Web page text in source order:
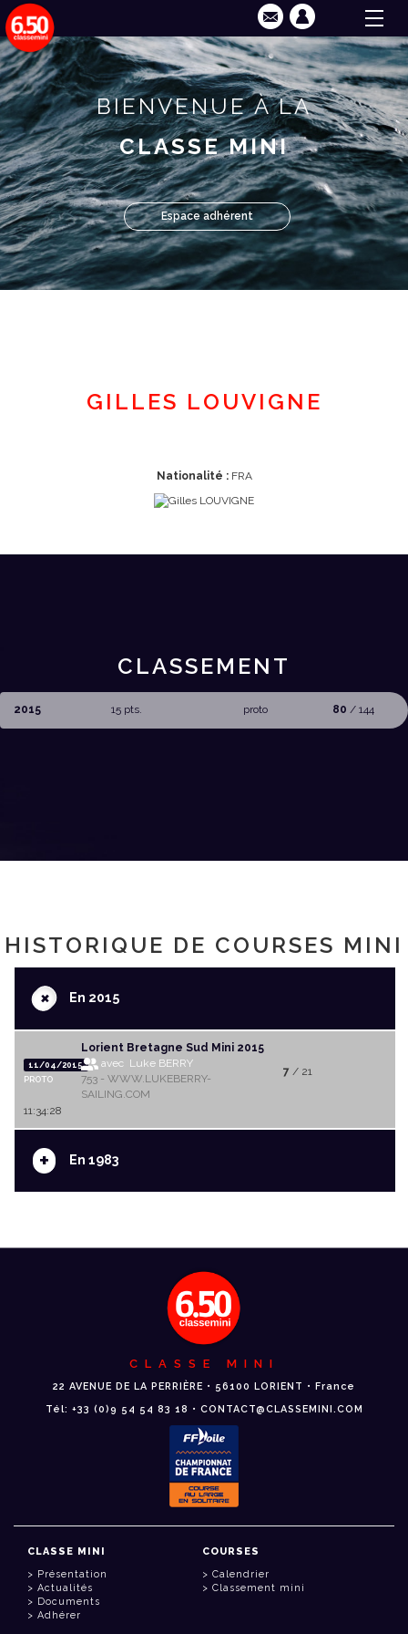
BIENVENUE À LA
CLASSE MINI
Espace adhérent
GILLES LOUVIGNE
Nationalité :FRA
CLASSEMENT
2015 15 pts. proto 80 / 144
HISTORIQUE DE COURSES MINI
+En 2015
11/04/2015
PROTO
Lorient Bretagne Sud Mini 2015
avec Luke BERRY
753 - WWW.LUKEBERRY-
SAILING.COM
7 / 21
11:34:28
+ En 1983
CLASSE MINI
22 AVENUE DE LA PERRIÈRE • 56100 LORIENT • France
Tél: +33 (0)9 54 54 83 18 • CONTACT@CLASSEMINI.COM
CLASSE MINI
Présentation
Actualités
Documents
Adhérer
COURSES
Calendrier
Classement mini